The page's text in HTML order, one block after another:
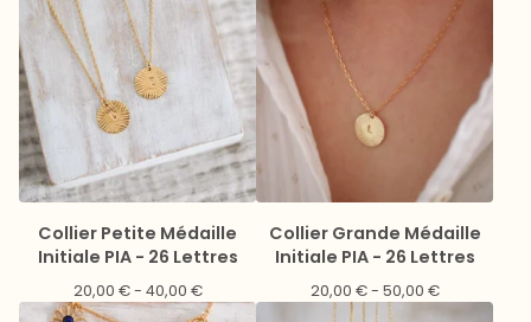
Collier Petite Médaille
Initiale PIA - 26 Lettres
20,00 €- 40,00 €
Collier Grande Médaille
Initiale PIA - 26 Lettres
20,00 €- 50,00 €